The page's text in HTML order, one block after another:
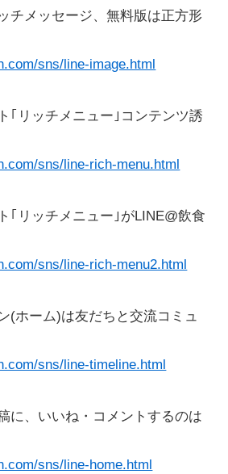
チメッセージ、無料版は正方形
sns/line-image.html
｢リッチメニュー｣コンテンツ誘
sns/line-rich-menu.html
｢リッチメニュー｣がLINE@飲食
sns/line-rich-menu2.html
(ホーム)は友だちと交流コミュ
sns/line-timeline.html
に、いいね・コメントするのは
sns/line-home.html